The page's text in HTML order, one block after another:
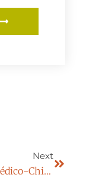
Next
Journée Médico-Chirurgicale